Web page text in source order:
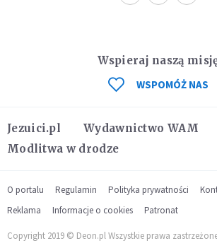
Jezuici.pl Wydawnictwo WAM
Modlitwa w drodze
Wspieraj naszą
WSPOMÓŻ NAS
O portalu Regulamin Polityka prywatności
Reklama
Informacje o cookies Patronat
Copyright 2019 © Deon.pl Wszystkie prawa